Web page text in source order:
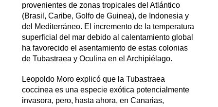
provenientes de zonas tropicales del Atlántico
(Brasil, Caribe, Golfo de Guinea), de Indonesia y
del Mediterráneo. El incremento de la temperatura
superficial del mar debido al calentamiento global
ha favorecido el asentamiento de estas colonias
de Tubastraea y Oculina en el Archipiélago.
Leopoldo Moro explicó que la Tubastraea
coccinea es una especie exótica potencialmente
invasora, pero, hasta ahora, en Canarias,